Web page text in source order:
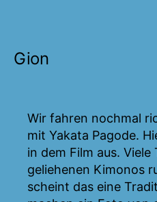
Gion
Wir fahren nochmal
mit Yakata Pagode.
in dem Film aus.
geliehenen Kimonos
scheint das eine